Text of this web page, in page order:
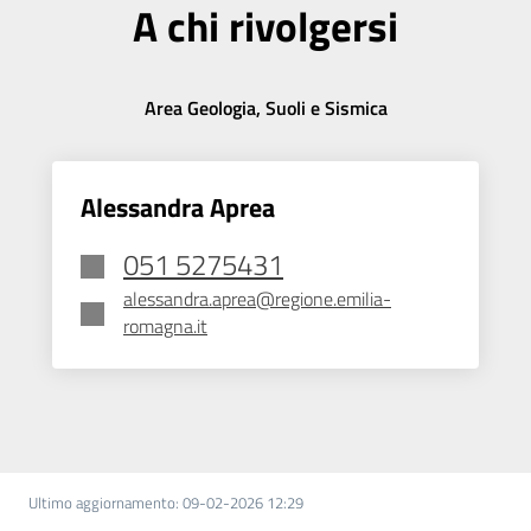
A chi rivolgersi
Area Geologia, Suoli e Sismica
Alessandra Aprea
051 5275431
alessandra.aprea@regione.emilia-
romagna.it
Ultimo aggiornamento: 09-02-2026 12:29